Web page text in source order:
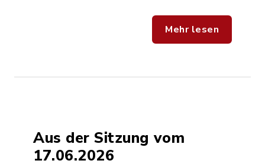
Mehr lesen
Aus der Sitzung vom
17.06.2026